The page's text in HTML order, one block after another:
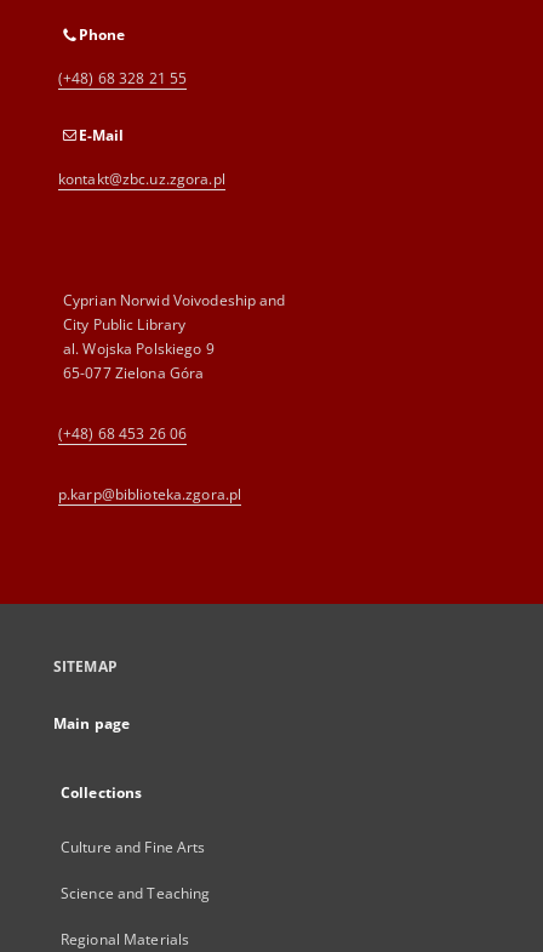
Phone
(+48) 68 328 21 55
E-Mail
kontakt@zbc.uz.zgora.pl
Cyprian Norwid Voivodeship and
City Public Library
al. Wojska Polskiego 9
65-077 Zielona Góra
(+48) 68 453 26 06
p.karp@biblioteka.zgora.pl
SITEMAP
Main page
Collections
Culture and Fine Arts
Science and Teaching
Regional Materials